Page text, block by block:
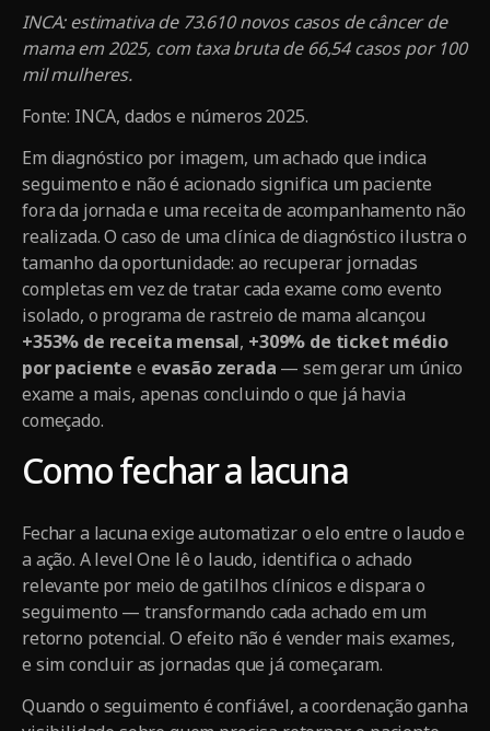
INCA: estimativa de 73.610 novos casos de câncer de
mama em 2025, com taxa bruta de 66,54 casos por 100
mil mulheres.
Fonte: INCA, dados e números 2025.
Em diagnóstico por imagem, um achado que indica
seguimento e não é acionado significa um paciente
fora da jornada e uma receita de acompanhamento não
realizada. O caso de uma clínica de diagnóstico ilustra o
tamanho da oportunidade: ao recuperar jornadas
completas em vez de tratar cada exame como evento
isolado, o programa de rastreio de mama alcançou
+353% de receita mensal, +309% de ticket médio
por paciente e evasão zerada — sem gerar um único
exame a mais, apenas concluindo o que já havia
começado.
Como fechar a lacuna
Fechar a lacuna exige automatizar o elo entre o laudo e
a ação. A level One lê o laudo, identifica o achado
relevante por meio de gatilhos clínicos e dispara o
seguimento — transformando cada achado em um
retorno potencial. O efeito não é vender mais exames,
e sim concluir as jornadas que já começaram.
Quando o seguimento é confiável, a coordenação ganha